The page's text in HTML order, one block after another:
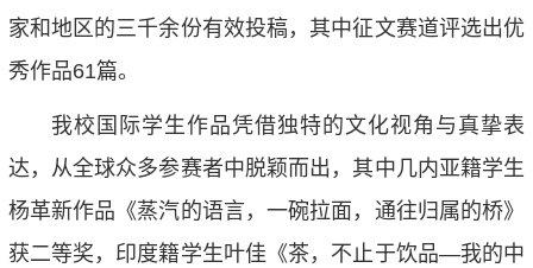
家和地区的三千余份有效投稿，其中征文赛道评选出优
秀作品61篇。
我校国际学生作品凭借独特的文化视角与真挚表
达，从全球众多参赛者中脱颖而出，其中几内亚籍学生
杨革新作品《蒸汽的语言，一碗拉面，通往归属的桥》
获二等奖，印度籍学生叶佳《茶，不止于饮品—我的中